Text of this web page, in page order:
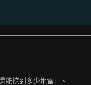
能挖到多少地雷」。